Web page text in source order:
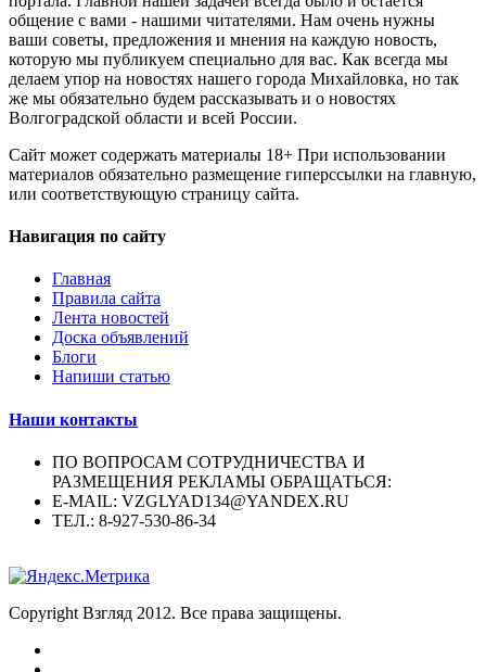
общение с вами - нашими читателями. Нам очень нужны
ваши советы, предложения и мнения на каждую новость,
которую мы публикуем специально для вас. Как всегда мы
делаем упор на новостях нашего города Михайловка, но так
же мы обязательно будем рассказывать и о новостях
Волгоградской области и всей России.
Сайт может содержать материалы 18+ При использовании
материалов обязательно размещение гиперссылки на главную,
или соответствующую страницу сайта.
Навигация по сайту
Главная
Правила сайта
Лента новостей
Доска объявлений
Блоги
Напиши статью
Наши контакты
ПО ВОПРОСАМ СОТРУДНИЧЕСТВА И
РАЗМЕЩЕНИЯ РЕКЛАМЫ ОБРАЩАТЬСЯ:
E-MAIL: VZGLYAD134@YANDEX.RU
ТЕЛ.: 8-927-530-86-34
Copyright Взгляд 2012. Все права защищены.